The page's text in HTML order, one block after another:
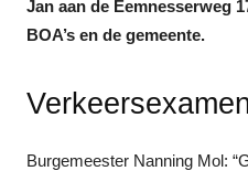
Jan aan de Eemnesserweg
BOA’s en de gemeente.
Burgemeester Nanning Mol: